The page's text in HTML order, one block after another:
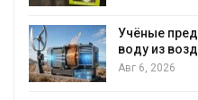
Учёные
воду из
Авг 6, 2026